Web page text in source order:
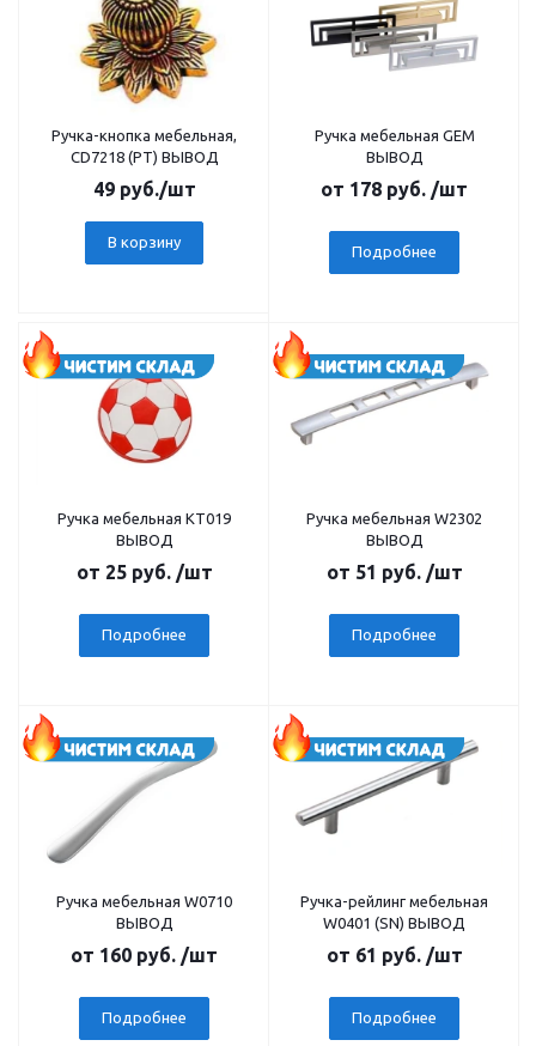
Ручка-кнопка мебельная,
CD7218 (PT) ВЫВОД
49руб./шт
В корзину
Ручка мебельная GEM
ВЫВОД
от 178 руб. /шт
Подробнее
Ручка мебельная КТ019
ВЫВОД
от 25 руб. /шт
Подробнее
Ручка мебельная W2302
ВЫВОД
от 51 руб. /шт
Подробнее
Ручка мебельная W0710
ВЫВОД
от 160 руб. /шт
Подробнее
Ручка-рейлинг мебельная
W0401 (SN) ВЫВОД
от 61 руб. /шт
Подробнее